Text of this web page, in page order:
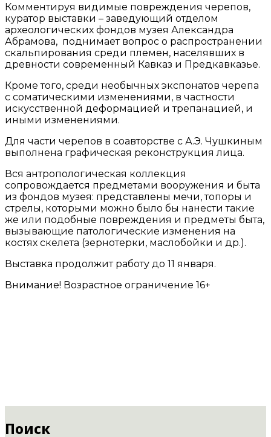
Комментируя видимые повреждения черепов,
куратор выставки – заведующий отделом
археологических фондов музея Александра
Абрамова, поднимает вопрос о распространении
скальпирования среди племен, населявших в
древности современный Кавказ и Предкавказье.
Кроме того, среди необычных экспонатов черепа
с соматическими изменениями, в частности
искусственной деформацией и трепанацией, и
иными изменениями.
Для части черепов в соавторстве с А.Э. Чушкиным
выполнена графическая реконструкция лица.
Вся антропологическая коллекция
сопровождается предметами вооружения и быта
из фондов музея: представлены мечи, топоры и
стрелы, которыми можно было бы нанести такие
же или подобные повреждения и предметы быта,
вызывающие патологические изменения на
костях скелета (зернотерки, маслобойки и др.).
Выставка продолжит работу до 11 января.
Внимание! Возрастное ограничение 16+
Поиск